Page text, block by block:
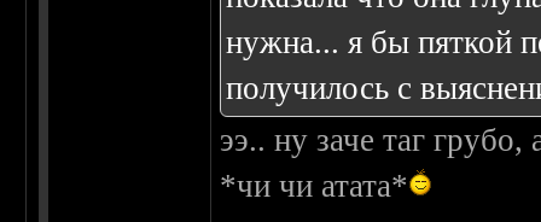
нужна... я бы пяткой
получилось с
ээ.. ну заче таг
*чи чи атата*